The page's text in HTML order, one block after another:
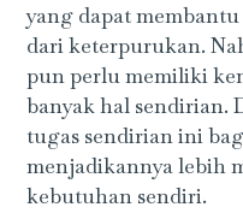
yang dapat
dari keterpurukan.
pun perlu memiliki
banyak hal sendirian.
tugas sendirian ini
menjadikannya lebih
kebutuhan sendiri.